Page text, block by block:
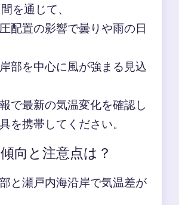
を通じて、
配置の影響で曇りや雨の日
部を中心に風が強まる見込
で最新の気温変化を確認し
を携帯してください。
向と注意点は？
と瀬戸内海沿岸で気温差が